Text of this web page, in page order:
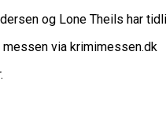
og Lone Theils har
via krimimessen.dk